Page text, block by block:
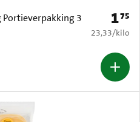
Portieverpakking 3
Prijs:
175
€ 23,33 per
23,33/kilo